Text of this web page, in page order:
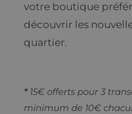
votre boutique
découvrir les
quartier.
* 15€ offerts pour 3
minimum de 10€